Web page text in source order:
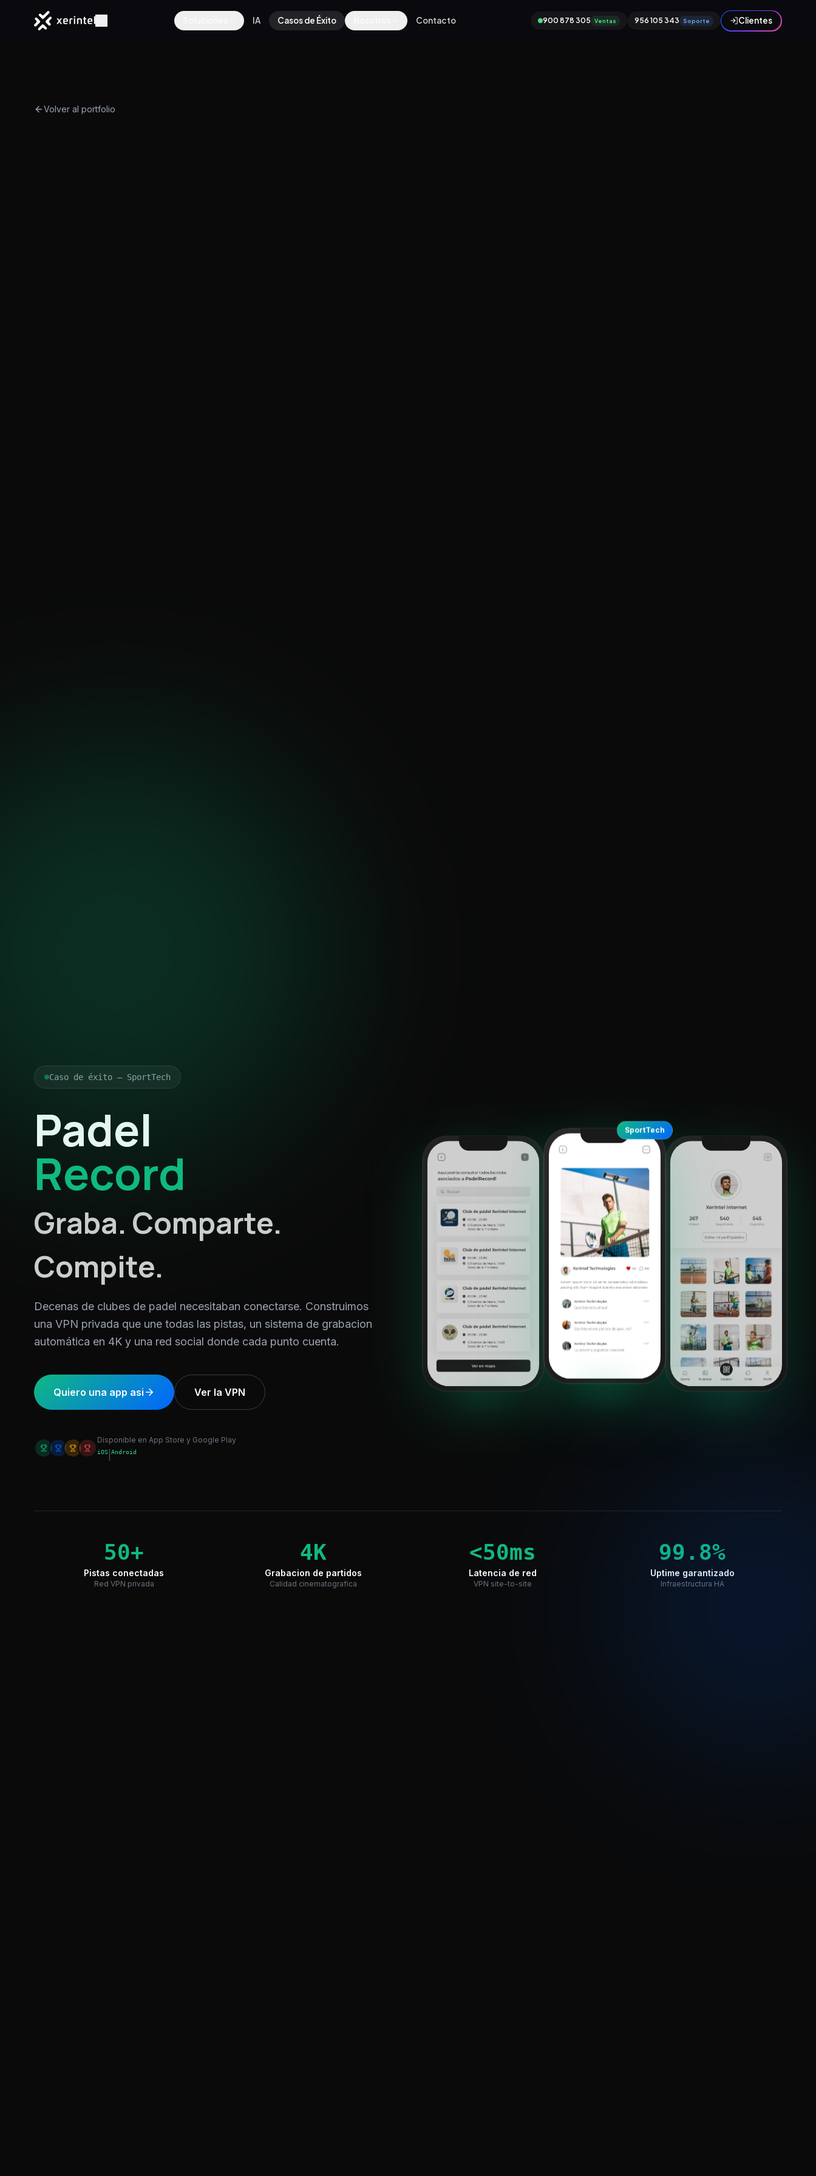
IA Casos de Éxito Contacto 900 878 305 Ventas 956 105 343 Soporte Clientes
Volver al portfolio
Caso de éxito — SportTech
Padel
Record
Graba. Comparte.
Compite.
Decenas de clubes de padel necesitaban conectarse. Construimos
una VPN privada que une todas las pistas, un sistema de grabacion
automática en 4K y una red social donde cada punto cuenta.
Quiero una app asi Ver la VPN
Disponible en App Store y Google Play
iOS Android
SportTech
50+
Pistas conectadas
Red VPN privada
4K
Grabacion de partidos
Calidad cinematografica
<50ms
Latencia de red
VPN site-to-site
99.8%
Uptime garantizado
Infraestructura HA